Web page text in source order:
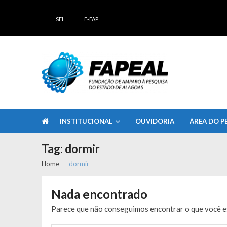
SEI E-FAP
INSTITUCIONAL OUVIDORIA ÁREA DO
Tag: dormir
Home dormir
Nada encontrado
Parece que não conseguimos encontrar o que você